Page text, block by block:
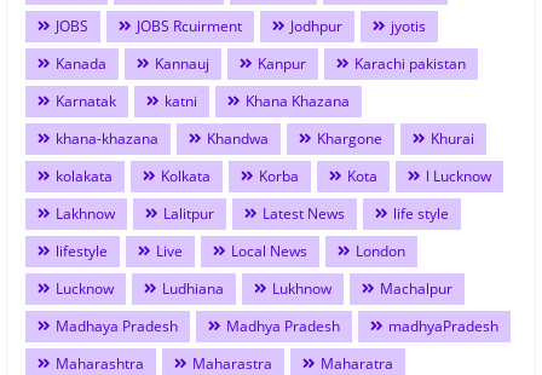
JOBS
JOBS Rcuirment Jodhpur
jyotis
Kanada
Kannauj Kanpur
Karachi pakistan
Karnatak
katni
Khana Khazana
khana-khazana
Khandwa Khargone
Khurai
kolakata
Kolkata Korba Kota
l Lucknow
Lakhnow
Lalitpur Latest News
life style
lifestyle
Live Local News
London
Lucknow
Ludhiana Lukhnow
Machalpur
Madhaya Pradesh
Madhya Pradesh
madhyaPradesh
Maharashtra
Maharastra
Maharatra